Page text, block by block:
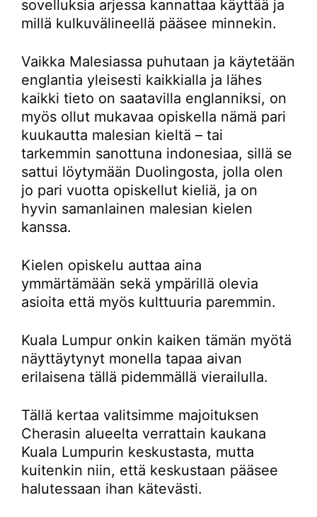
sovelluksia arjessa kannattaa käyttää ja
millä kulkuvälineellä pääsee minnekin.
Vaikka Malesiassa puhutaan ja käytetään
englantia yleisesti kaikkialla ja lähes
kaikki tieto on saatavilla englanniksi, on
myös ollut mukavaa opiskella nämä pari
kuukautta malesian kieltä – tai
tarkemmin sanottuna indonesiaa, sillä se
sattui löytymään Duolingosta, jolla olen
jo pari vuotta opiskellut kieliä, ja on
hyvin samanlainen malesian kielen
kanssa.
Kielen opiskelu auttaa aina
ymmärtämään sekä ympärillä olevia
asioita että myös kulttuuria paremmin.
Kuala Lumpur onkin kaiken tämän myötä
näyttäytynyt monella tapaa aivan
erilaisena tällä pidemmällä vierailulla.
Tällä kertaa valitsimme majoituksen
Cherasin alueelta verrattain kaukana
Kuala Lumpurin keskustasta, mutta
kuitenkin niin, että keskustaan pääsee
halutessaan ihan kätevästi.